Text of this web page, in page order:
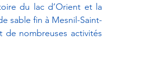
du lac d’Orient et la
sable fin à Mesnil-Saint-
de nombreuses activités